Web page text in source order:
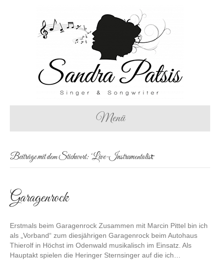
Menü
Beiträge mit dem Stichwort: ‘Live-Instrumentalist̵
Garagenrock
Erstmals beim Garagenrock Zusammen mit Marcin Pittel bin ich
als „Vorband“ zum diesjährigen Garagenrock beim Autohaus
Thierolf in Höchst im Odenwald musikalisch im Einsatz. Als
Hauptakt spielen die Heringer Sternsinger auf die ich…